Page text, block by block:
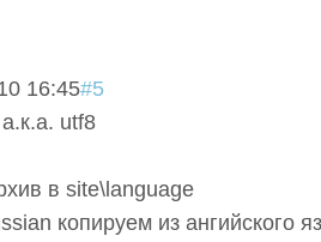
16:45#5
utf8
в site\language
копируем из ангийского